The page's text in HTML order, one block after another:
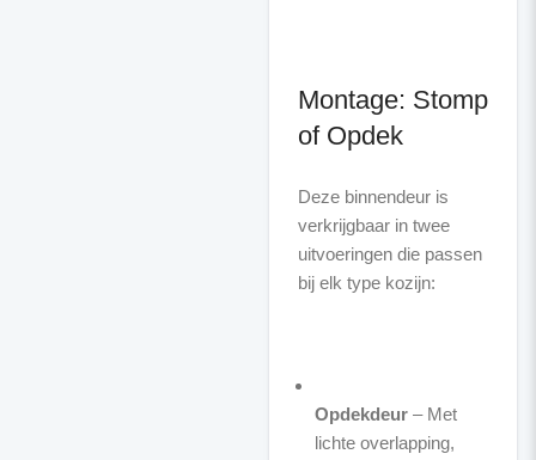
Montage: Stomp
of Opdek
Deze binnendeur is
verkrijgbaar in twee
uitvoeringen die passen
bij elk type kozijn:
Opdekdeur– Met
lichte overlapping,